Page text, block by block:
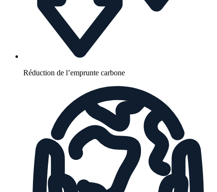
Réduction de l’emprunte carbone